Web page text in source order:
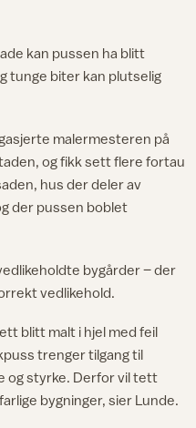
kan pussen ha blitt
tunge biter kan plutselig
malermesteren på
og fikk sett flere fortau
hus der deler av
der pussen boblet
bygårder – der
vedlikehold.
blitt malt i hjel med feil
trenger tilgang til
og styrke. Derfor vil tett
bygninger, sier Lunde.